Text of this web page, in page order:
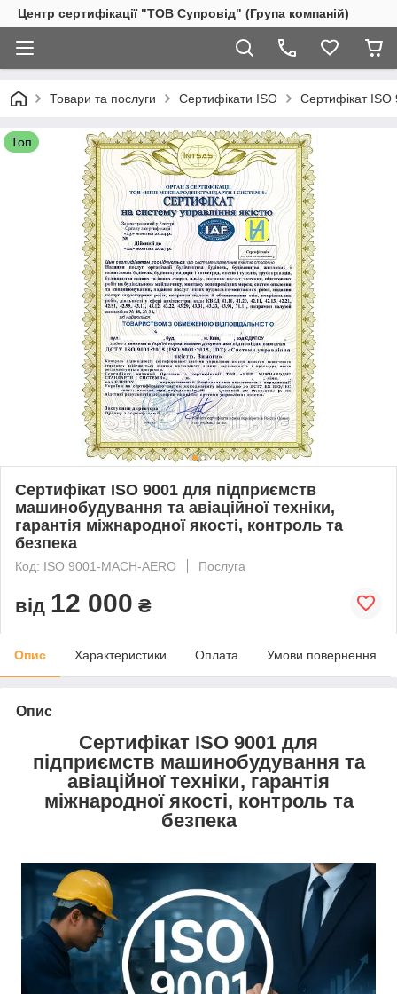
Центр сертифікації "ТОВ Супровід" (Група компаній)
Товари та послуги Сертифікати ISO Сертифікат ISO
Топ
Сертифікат ISO 9001 для підприємств
машинобудування та авіаційної техніки,
гарантія міжнародної якості, контроль та
безпека
Код: ISO 9001-MACH-AERO Послуга
від 12 000 ₴
Опис Характеристики Оплата Умови повернення
Опис
Сертифікат ISO 9001 для
підприємств машинобудування та
авіаційної техніки, гарантія
міжнародної якості, контроль та
безпека